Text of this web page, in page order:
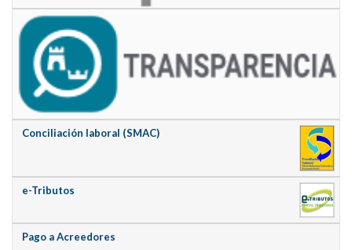
Conciliación laboral (SMAC)
e-Tributos
Pago a Acreedores